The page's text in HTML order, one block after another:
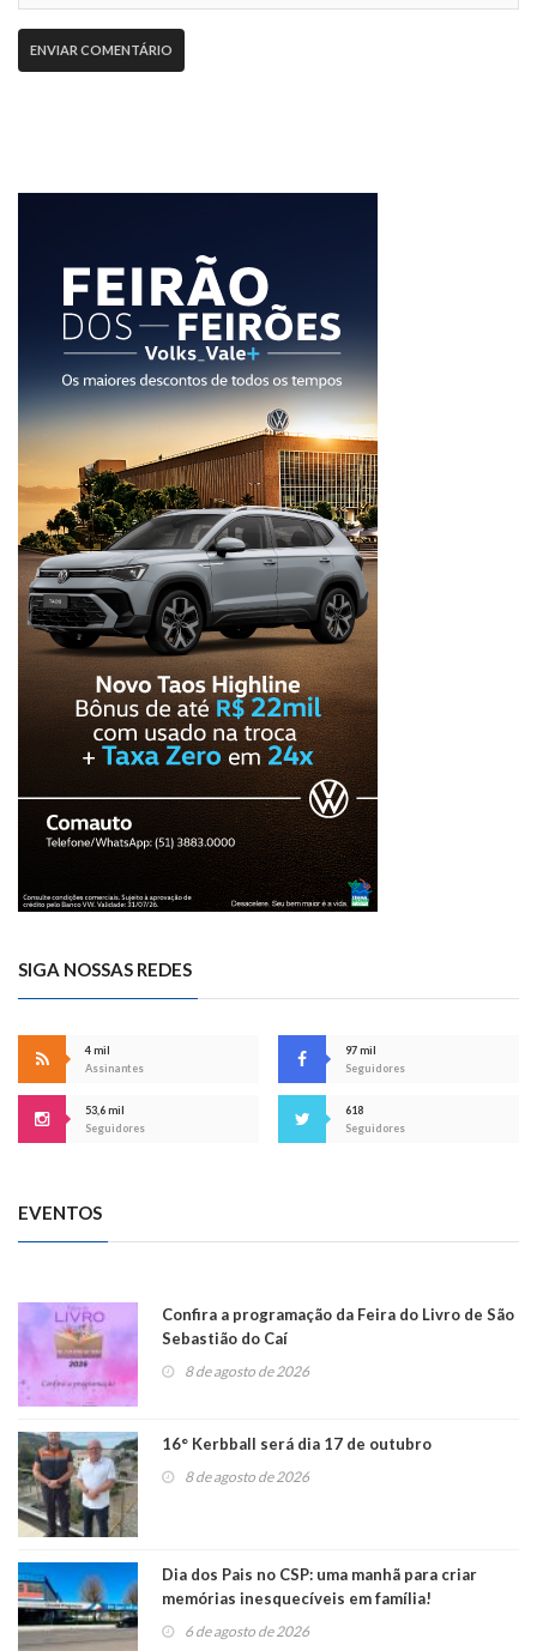
SIGA NOSSAS REDES
4 mil
Assinantes
97 mil
Seguidores
53,6 mil
Seguidores
618
Seguidores
EVENTOS
Confira a programação da Feira do Livro de São
Sebastião do Caí
8 de agosto de 2026
16° Kerbball será dia 17 de outubro
8 de agosto de 2026
Dia dos Pais no CSP: uma manhã para criar
memórias inesquecíveis em família!
6 de agosto de 2026